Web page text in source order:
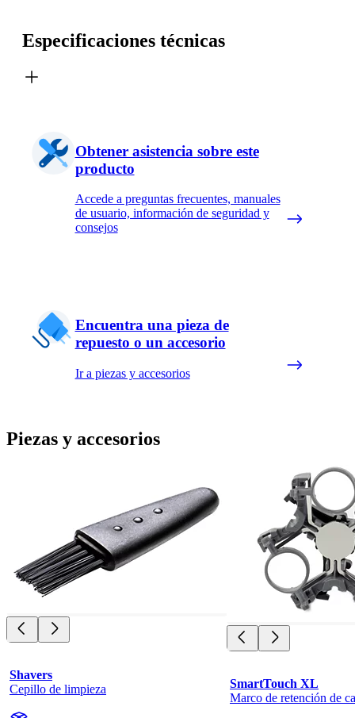
Especificaciones técnicas
Obtener asistencia sobre este
producto
Accede a preguntas frecuentes, manuales
de usuario, información de seguridad y
consejos
Encuentra una pieza de
repuesto o un accesorio
Ir a piezas y accesorios
Piezas y accesorios
Shavers
Cepillo de limpieza
SmartTouch XL
Marco de retención de